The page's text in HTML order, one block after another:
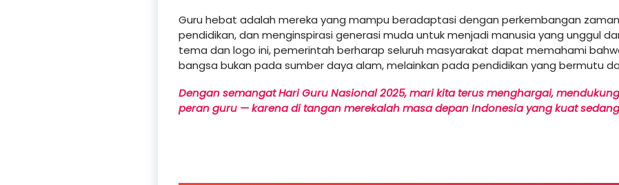
Guru hebat adalah mereka yang mampu beradaptasi dengan perkembangan
pendidikan, dan menginspirasi generasi muda untuk menjadi manusia yang unggul
tema dan logo ini, pemerintah berharap seluruh masyarakat dapat memahami
bangsa bukan pada sumber daya alam, melainkan pada pendidikan yang bermutu
Dengan semangat Hari Guru Nasional 2025, mari kita terus menghargai,
peran guru — karena di tangan merekalah masa depan Indonesia yang kuat